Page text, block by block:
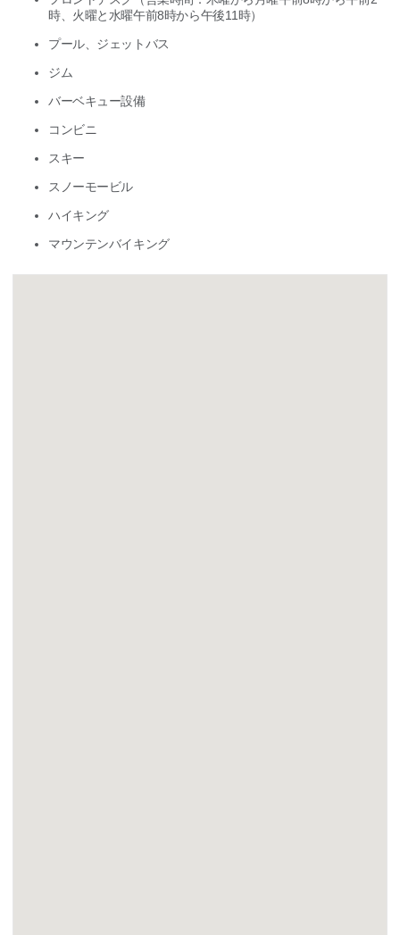
時、火曜と水曜午前8時から午後11時）
プール、ジェットバス
ジム
バーベキュー設備
コンビニ
スキー
スノーモービル
ハイキング
マウンテンバイキング